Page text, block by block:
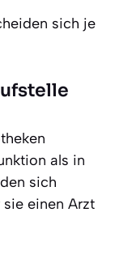
sich je
als in
sich
einen Arzt